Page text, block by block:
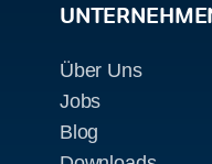
Über Uns
Jobs
Blog